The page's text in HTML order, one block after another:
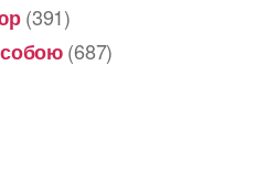
(391)
(687)